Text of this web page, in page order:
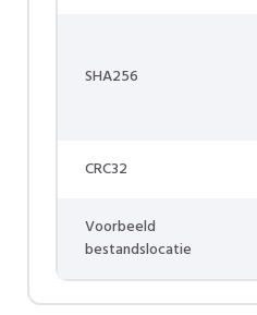
SHA256
CRC32
Voorbeeld
bestandslocatie